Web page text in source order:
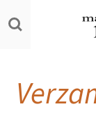
direct